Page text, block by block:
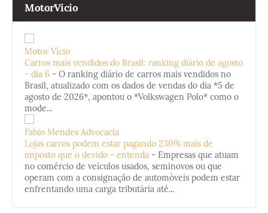
MotorVicio
Motor Vício
Carros mais vendidos do Brasil: ranking diário de agosto
- dia 6 - O ranking diário de carros mais vendidos no
Brasil, atualizado com os dados de vendas do dia *5 de
agosto de 2026*, apontou o *Volkswagen Polo* como o
mode...
Fabio Mendes Advocacia
Lojas carros podem estar pagando 230% mais de
imposto que o devido - entenda - Empresas que atuam
no comércio de veículos usados, seminovos ou que
operam com a consignação de automóveis podem estar
enfrentando uma carga tributária até...